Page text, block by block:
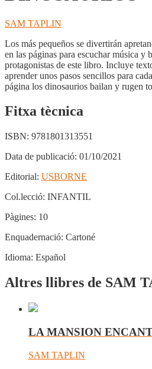
SAM TAPLIN
Los más pequeños se divertirán
en las páginas para escuchar música y
protagonistas de este libro. Incluye
aprender unos pasos sencillos para
página los dinosaurios bailan y rugen
Fitxa tècnica
ISBN: 9781801313551
Data de publicació: 01/10/2021
Editorial: USBORNE
Col.lecció: INFANTIL
Pàgines: 10
Enquadernació: Cartoné
Idioma: Español
Altres llibres de SAM
LA MANSION
SAM TAPLIN